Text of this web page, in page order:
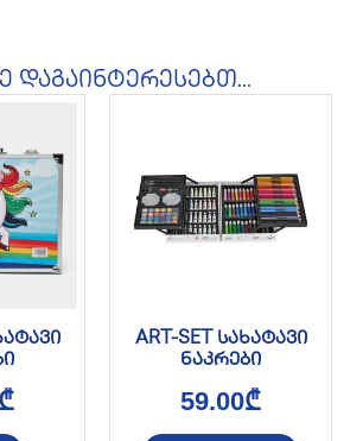
დაგაინტერესებთ...
₾
ART-SET სახატავი
ნაკრები
59.00₾